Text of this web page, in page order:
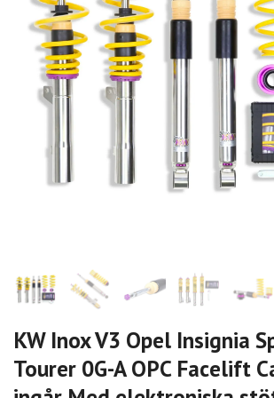
KW Inox V3 Opel Insignia
Tourer 0G-A OPC Facelift